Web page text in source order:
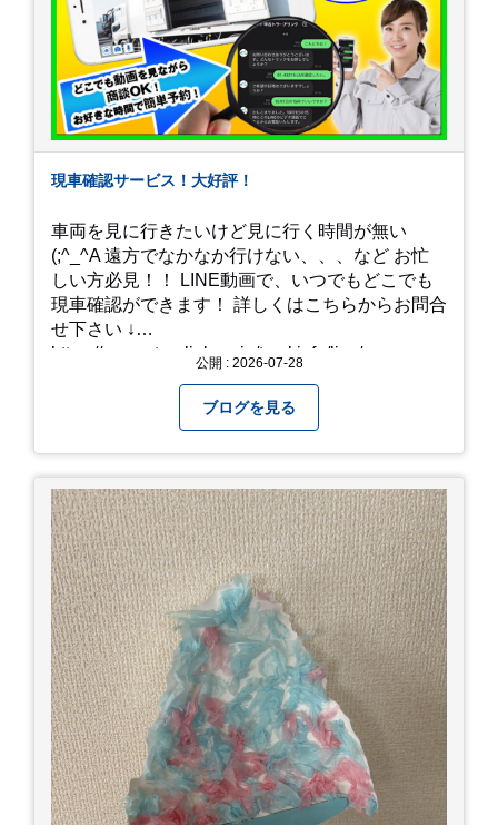
現車確認サービス！大好評！
車両を見に行きたいけど見に行く時間が無い
(;^_^A 遠方でなかなか行けない、、、など お忙
しい方必見！！ LINE動画で、いつでもどこでも
現車確認ができます！ 詳しくはこちらからお問合
せ下さい ↓
https://www.steerlink.co.jp/truckinfo/live/
公開 : 2026-07-28
ブログを見る